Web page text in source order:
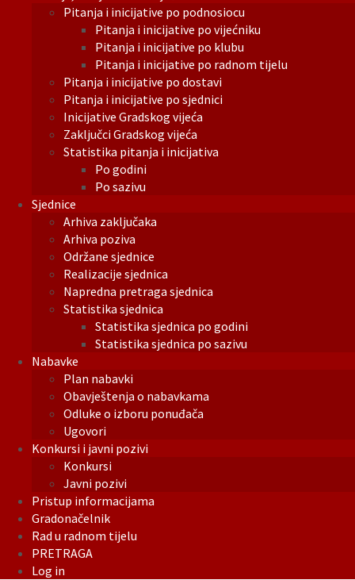
Pitanja i inicijative po podnosiocu
Pitanja i inicijative po vijećniku
Pitanja i inicijative po klubu
Pitanja i inicijative po radnom tijelu
Pitanja i inicijative po dostavi
Pitanja i inicijative po sjednici
Inicijative Gradskog vijeća
Zaključci Gradskog vijeća
Statistika pitanja i inicijativa
Po godini
Po sazivu
Sjednice
Arhiva zaključaka
Arhiva poziva
Održane sjednice
Realizacije sjednica
Napredna pretraga sjednica
Statistika sjednica
Statistika sjednica po godini
Statistika sjednica po sazivu
Nabavke
Plan nabavki
Obavještenja o nabavkama
Odluke o izboru ponuđača
Ugovori
Konkursi i javni pozivi
Konkursi
Javni pozivi
Pristup informacijama
Gradonačelnik
Rad u radnom tijelu
PRETRAGA
Log in